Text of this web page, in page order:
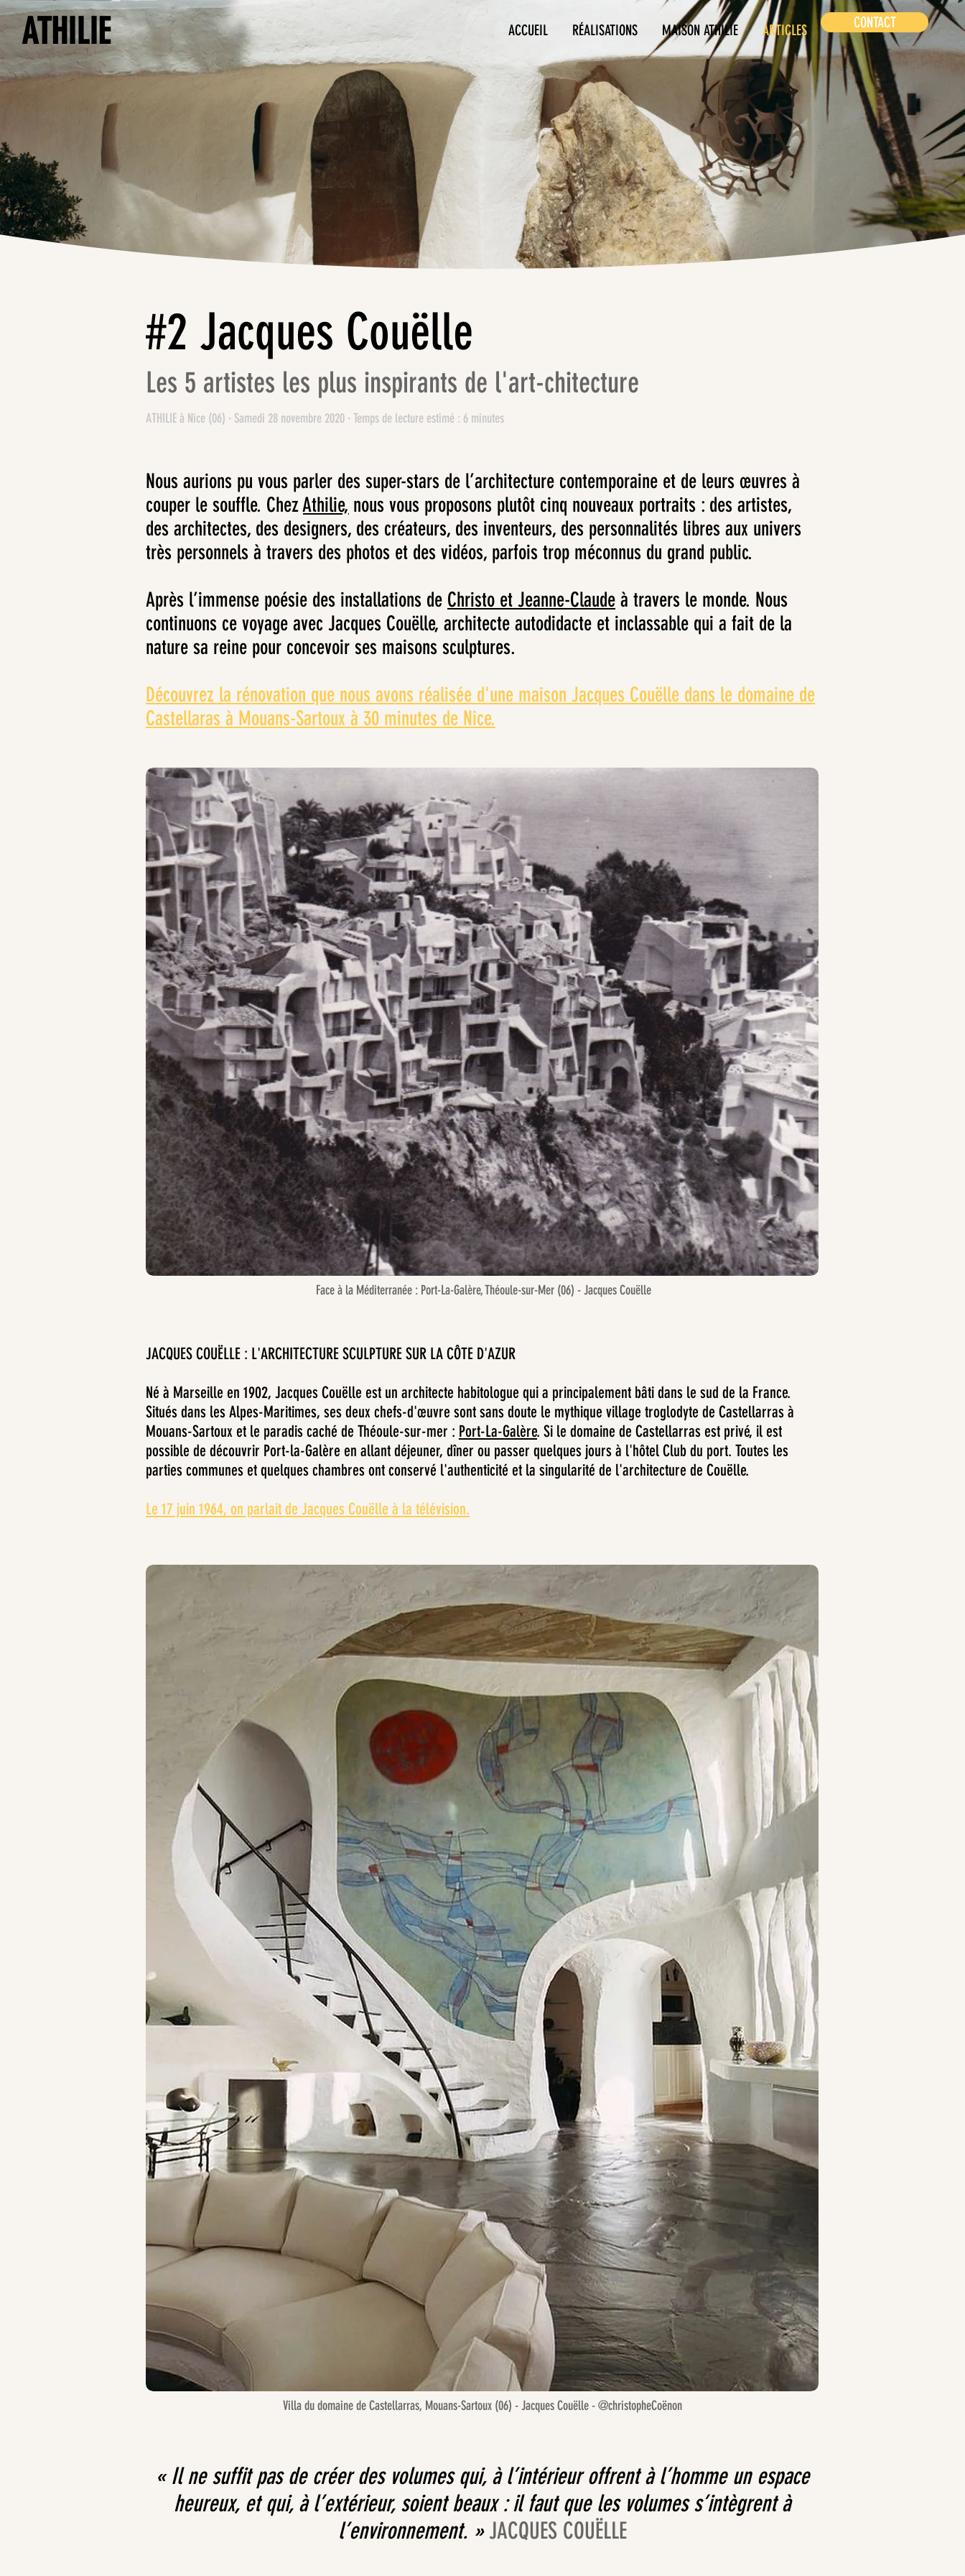
ATHILIE ACCUEIL RÉALISATIONS MAISON ATHILIE ARTICLES CONTACT
#2 Jacques Couëlle
Les 5 artistes les plus inspirants de l'art-chitecture
ATHILIE à Nice (06) · Samedi 28 novembre 2020 · Temps de lecture estimé : 6 minutes
Nous aurions pu vous parler des super-stars de l’architecture contemporaine et de leurs œuvres à
couper le souffle. ChezAthilie, nous vous proposons plutôt cinq nouveaux portraits : des artistes,
des architectes, des designers, des créateurs, des inventeurs, des personnalités libres aux univers
très personnels à travers des photos et des vidéos, parfois trop méconnus du grand public.
Après l’immense poésie des installations de Christo et Jeanne-Claude à travers le monde. Nous
continuons ce voyage avec Jacques Couëlle, architecte autodidacte et inclassable qui a fait de la
nature sa reine pour concevoir ses maisons sculptures.
Découvrez la rénovation que nous avons réalisée d'une maison Jacques Couëlle dans le domaine de
Castellaras à Mouans-Sartoux à 30 minutes de Nice.
Face à la Méditerranée : Port-La-Galère, Théoule-sur-Mer (06) - Jacques Couëlle
JACQUES COUËLLE : L'ARCHITECTURE SCULPTURE SUR LA CÔTE D'AZUR
Né à Marseille en 1902, Jacques Couëlle est un architecte habitologue qui a principalement bâti dans le sud de la France.
Situés dans les Alpes-Maritimes, ses deux chefs-d'œuvre sont sans doute le mythique village troglodyte de Castellarras à
Mouans-Sartoux et le paradis caché de Théoule-sur-mer : Port-La-Galère. Si le domaine de Castellarras est privé, il est
possible de découvrir Port-la-Galère en allant déjeuner, dîner ou passer quelques jours à l'hôtel Club du port. Toutes les
parties communes et quelques chambres ont conservé l'authenticité et la singularité de l'architecture de Couëlle.
Le 17 juin 1964, on parlait de Jacques Couëlle à la télévision.
Villa du domaine de Castellarras, Mouans-Sartoux (06) - Jacques Couëlle - @christopheCoënon
« Il ne suffit pas de créer des volumes qui, à l’intérieur offrent à l’homme un espace
heureux, et qui, à l’extérieur, soient beaux : il faut que les volumes s’intègrent à
l’environnement. » JACQUES COUËLLE